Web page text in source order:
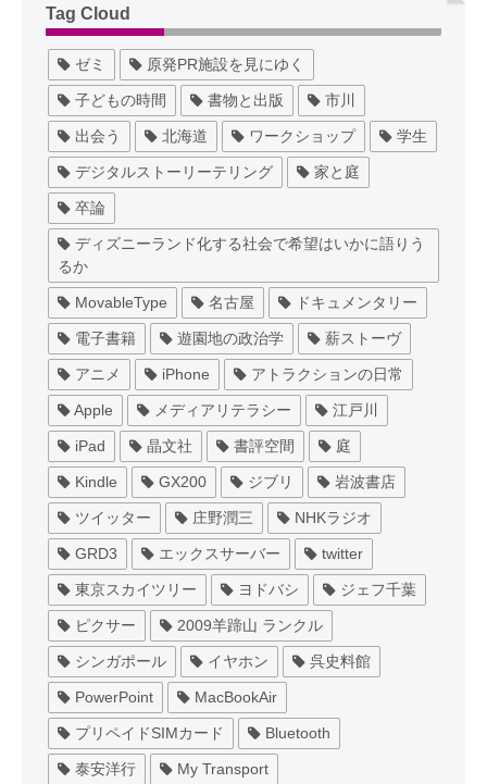
Tag Cloud
ゼミ 原発PR施設を見にゆく
子どもの時間 書物と出版 市川
出会う 北海道 ワークショップ 学生
デジタルストーリーテリング 家と庭
卒論
ディズニーランド化する社会で希望はいかに語りう
るか
MovableType 名古屋 ドキュメンタリー
電子書籍 遊園地の政治学 薪ストーヴ
アニメ iPhone アトラクションの日常
Apple メディアリテラシー 江戸川
iPad 晶文社 書評空間 庭
Kindle GX200 ジブリ 岩波書店
ツイッター 庄野潤三 NHKラジオ
GRD3 エックスサーバー twitter
東京スカイツリー ヨドバシ ジェフ千葉
ピクサー 2009羊蹄山 ランクル
シンガポール イヤホン 呉史料館
PowerPoint MacBookAir
プリペイドSIMカード Bluetooth
泰安洋行 My Transport